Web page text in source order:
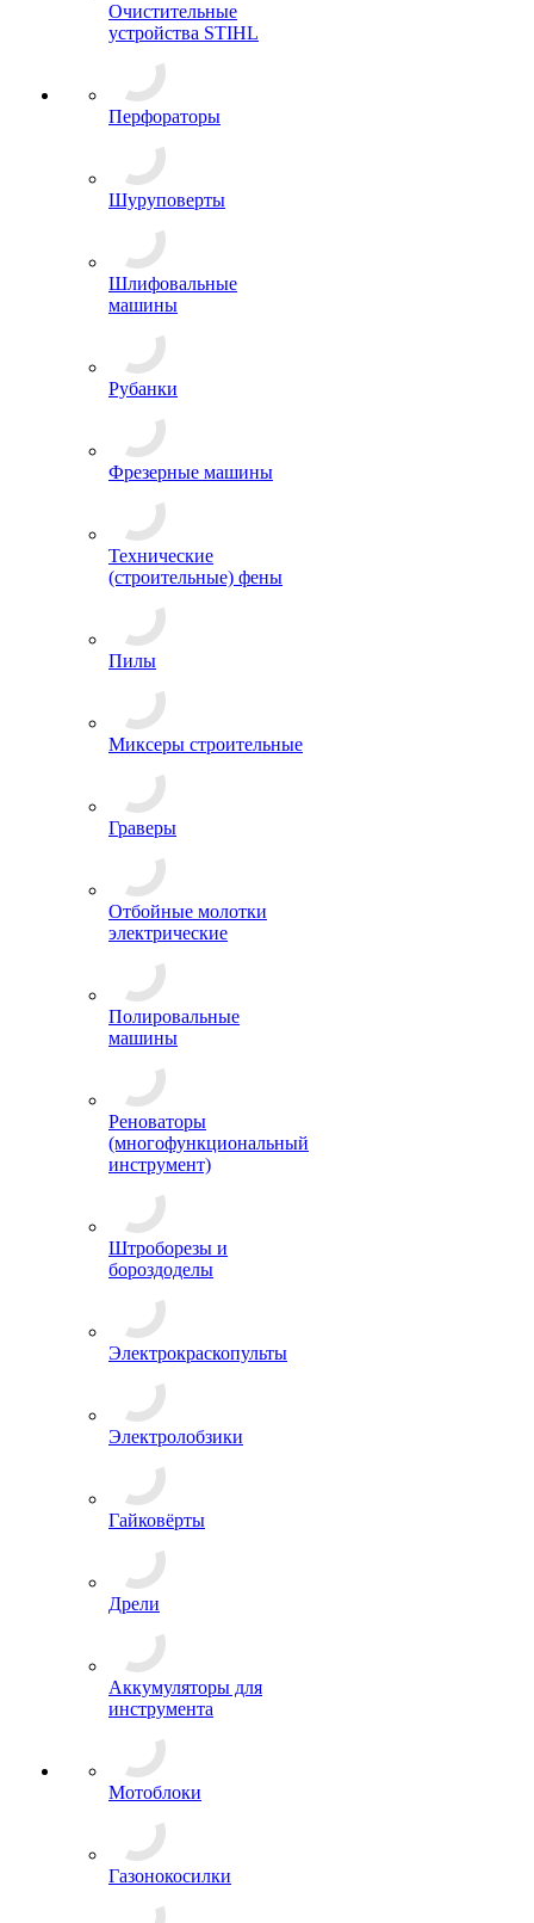
Очистительные
устройства STIHL
Перфораторы
Шуруповерты
Шлифовальные
машины
Рубанки
Фрезерные машины
Технические
(строительные) фены
Пилы
Миксеры строительные
Граверы
Отбойные молотки
электрические
Полировальные
машины
Реноваторы
(многофункциональный
инструмент)
Штроборезы и
бороздоделы
Электрокраскопульты
Электролобзики
Гайковёрты
Дрели
Аккумуляторы для
инструмента
Мотоблоки
Газонокосилки